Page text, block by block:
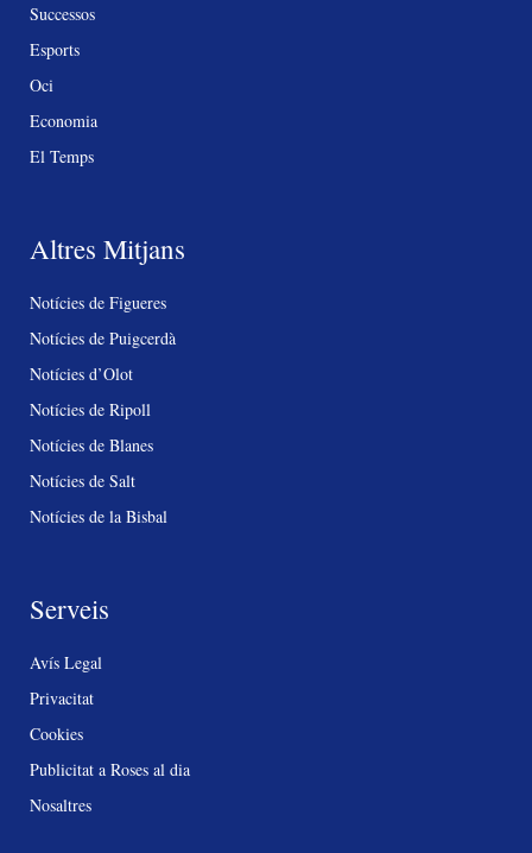
Successos
Esports
Oci
Economia
El Temps
Altres Mitjans
Notícies de Figueres
Notícies de Puigcerdà
Notícies d’Olot
Notícies de Ripoll
Notícies de Blanes
Notícies de Salt
Notícies de la Bisbal
Serveis
Avís Legal
Privacitat
Cookies
Publicitat a Roses al dia
Nosaltres